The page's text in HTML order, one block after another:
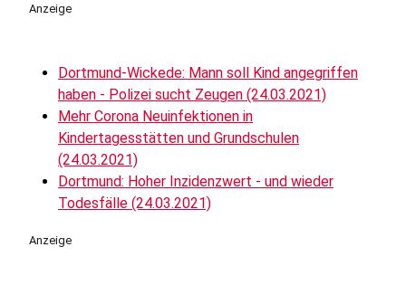
Anzeige
Dortmund-Wickede: Mann soll Kind angegriffen
haben - Polizei sucht Zeugen (24.03.2021)
Mehr Corona Neuinfektionen in
Kindertagesstätten und Grundschulen
(24.03.2021)
Dortmund: Hoher Inzidenzwert - und wieder
Todesfälle (24.03.2021)
Anzeige